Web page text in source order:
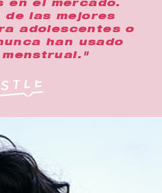
en el mercado.
de las mejores
adolescentes o
han usado
menstrual."